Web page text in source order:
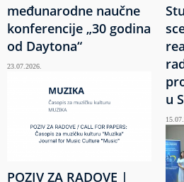
međunarodne naučne
konferencije „30 godina
od Daytona“
23.07.2026.
POZIV ZA RADOVE |
u